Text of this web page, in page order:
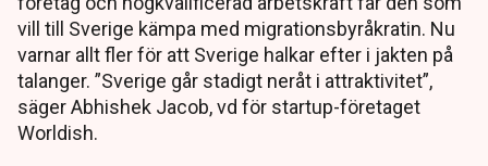
vill till Sverige kämpa med migrationsbyråkratin. Nu
varnar allt fler för att Sverige halkar efter i jakten på
talanger. ”Sverige går stadigt neråt i attraktivitet”,
säger Abhishek Jacob, vd för startup-företaget
Worldish.